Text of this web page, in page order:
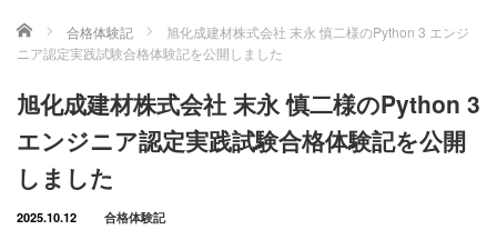
ホーム 合格体験記
旭化成建材株式会社 末永 慎二様のPython 3 エンジ
ニア認定実践試験合格体験記を公開しました
旭化成建材株式会社 末永 慎二様のPython 3
エンジニア認定実践試験合格体験記を公開
しました
2025.10.12 合格体験記